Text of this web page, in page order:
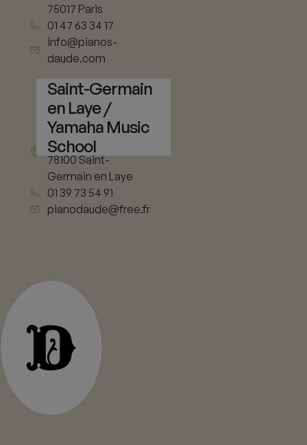
75017 Paris
01 47 63 34 17
info@pianos-
daude.com
Saint-Germain
en Laye /
Yamaha Music
School
11 rue de Vieil
Abreuvoir
78100 Saint-
Germain en Laye
01 39 73 54 91
pianodaude@free.fr